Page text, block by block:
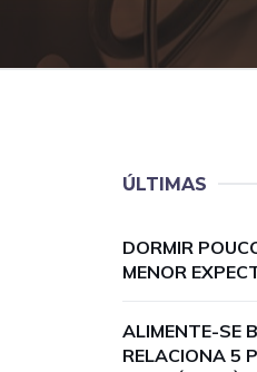
ÚLTIMAS
DORMIR
MENOR
ALIMENTE-SE
RELACIONA 5